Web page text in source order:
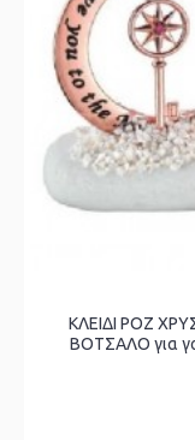
ΚΛΕΙΔΙ ΡΟΖ
ΒΟΤΣΑΛΟ για